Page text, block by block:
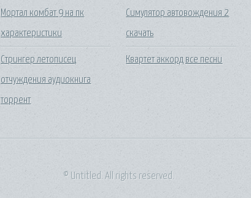
Мортал комбат 9 на пк
характеристики
Стрингер летописец
отчуждения аудиокнига
торрент
Симулятор автовождения 2
скачать
Квартет аккорд все песни
© Untitled. All rights reserved.